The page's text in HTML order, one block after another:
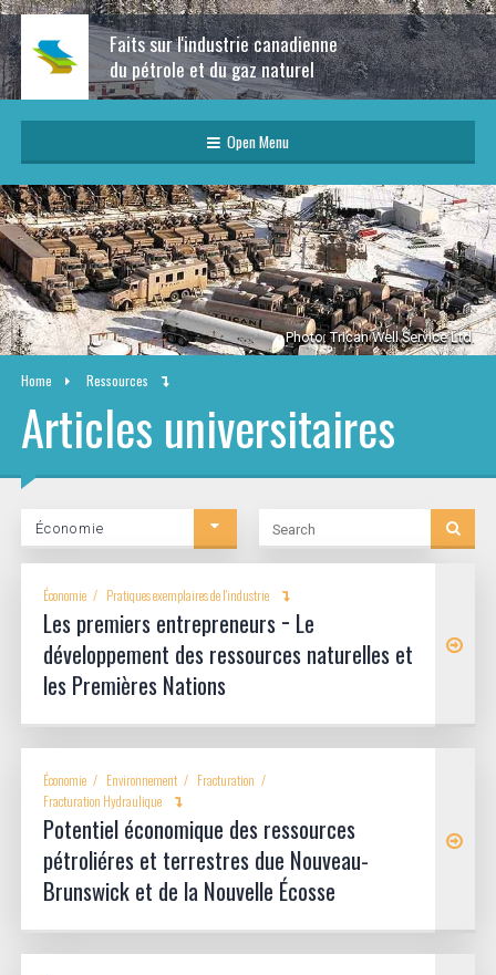
Faits sur l'industrie canadienne
du pétrole et du gaz naturel
Open Menu
Photo: Trican Well Service Ltd.
Home Ressources
Articles universitaires
Économie
Économie Pratiques exemplaires de l'industrie
Les premiers entrepreneurs − Le
développement des ressources naturelles et
les Premières Nations
Économie Environnement
Fracturation
Fracturation Hydraulique
Potentiel économique des ressources
pétroliéres et terrestres due Nouveau-
Brunswick et de la Nouvelle Écosse